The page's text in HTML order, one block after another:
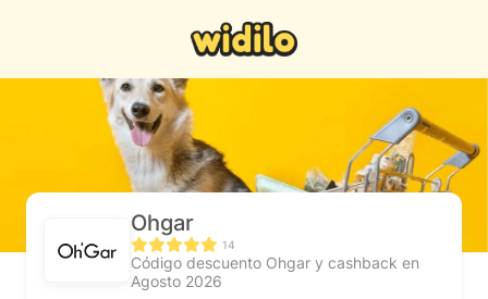
Ohgar
14
Código descuento Ohgar y cashback en
Agosto 2026